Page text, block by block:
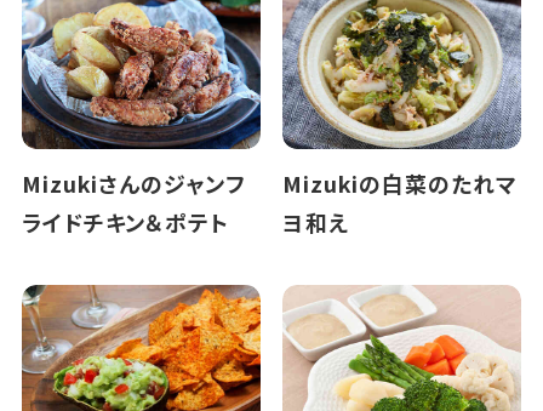
Mizukiさんのジャンフ
ライドチキン＆ポテト
Mizukiの白菜のたれマ
ヨ和え